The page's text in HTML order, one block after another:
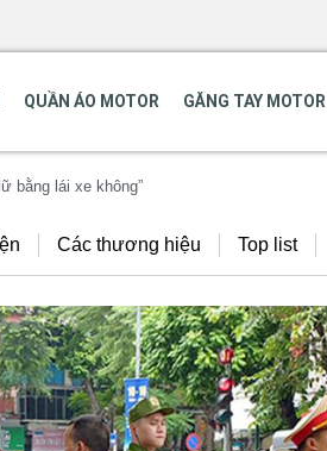
QUẦN ÁO MOTOR GĂNG TAY MOTOR
bằng lái xe không”
Các thương hiệu Top list